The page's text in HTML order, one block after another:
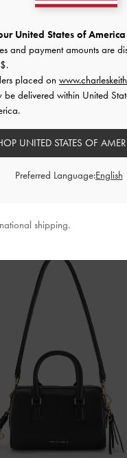
ケリー トートバッグ-マルベ
United States of
and payment amounts are
.
placed on
be delivered within United
UNITED STATES OF
Preferred Language:
shipping.